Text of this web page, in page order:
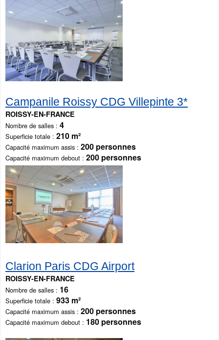
Campanile Roissy CDG Villepinte 3*
ROISSY-EN-FRANCE
Nombre de salles 4
Superficie totale 210 m²
Capacité maximum assis 200 personnes
Capacité maximum debout 200 personnes
Clarion Paris CDG Airport
ROISSY-EN-FRANCE
Nombre de salles 16
Superficie totale 933 m²
Capacité maximum assis 200 personnes
Capacité maximum debout 180 personnes